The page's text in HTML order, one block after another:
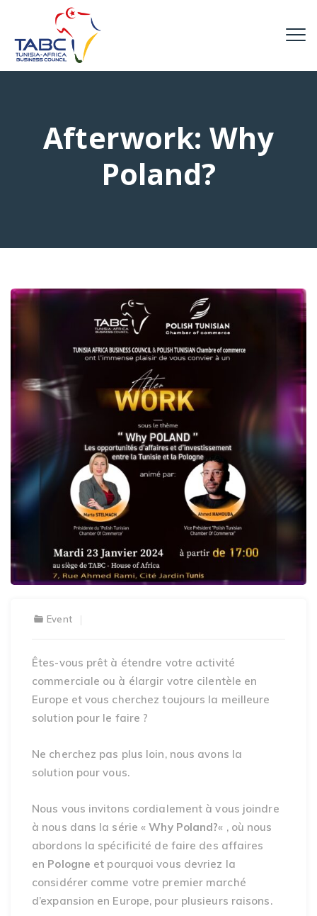
Afterwork: Why
Poland?
Event
Êtes-vous prêt à étendre votre activité
commerciale ou à élargir votre cilentèle en
Europe et vous cherchez toujours la meilleure
solution pour le faire ?
Ne cherchez pas plus loin, nous avons la
solution pour vous.
Nous vous invitons cordialement à vous joindre
à nous dans la série «Why Poland?« , où nous
abordons la spécificité de faire des affaires
en Pologne et pourquoi vous devriez la
considérer comme votre premier marché
d’expansion en Europe, pour plusieurs raisons.